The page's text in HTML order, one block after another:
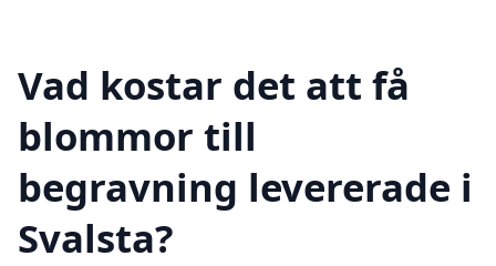
Vad kostar det att få
blommor till
begravning levererade i
Svalsta?